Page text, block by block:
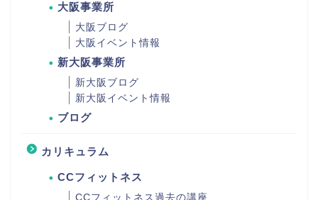
大阪事業所
大阪ブログ
大阪イベント情報
新大阪事業所
新大阪ブログ
新大阪イベント情報
ブログ
カリキュラム
CCフィットネス
CCフィットネス過去の講座